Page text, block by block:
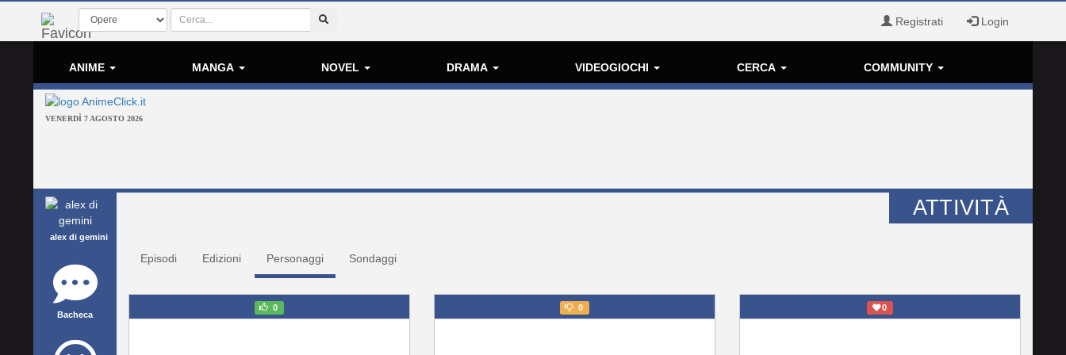
Registrati Login
ANIME MANGA NOVEL DRAMA VIDEOGIOCHI CERCA COMMUNITY
VENERDÌ 7 AGOSTO 2026
alex di gemini
Bacheca
ATTIVITÀ
Episodi Edizioni Personaggi Sondaggi
0 0 0